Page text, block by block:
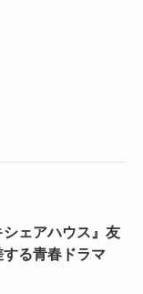
シェアハウス』友
る青春ドラマ